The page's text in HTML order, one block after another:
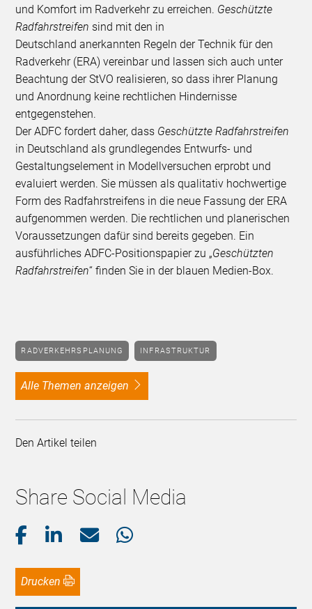
und Komfort im Radverkehr zu erreichen. Geschützte
Radfahrstreifen sind mit den in
Deutschland anerkannten Regeln der Technik für den
Radverkehr (ERA) vereinbar und lassen sich auch unter
Beachtung der StVO realisieren, so dass ihrer Planung
und Anordnung keine rechtlichen Hindernisse
entgegenstehen.
Der ADFC fordert daher, dass Geschützte Radfahrstreifen
in Deutschland als grundlegendes Entwurfs- und
Gestaltungselement in Modellversuchen erprobt und
evaluiert werden. Sie müssen als qualitativ hochwertige
Form des Radfahrstreifens in die neue Fassung der ERA
aufgenommen werden. Die rechtlichen und planerischen
Voraussetzungen dafür sind bereits gegeben. Ein
ausführliches ADFC-Positionspapier zu „Geschützten
Radfahrstreifen“ finden Sie in der blauen Medien-Box.
RADVERKEHRSPLANUNG INFRASTRUKTUR
alle Themen anzeigen
Den Artikel teilen
Share Social Media
Drucken